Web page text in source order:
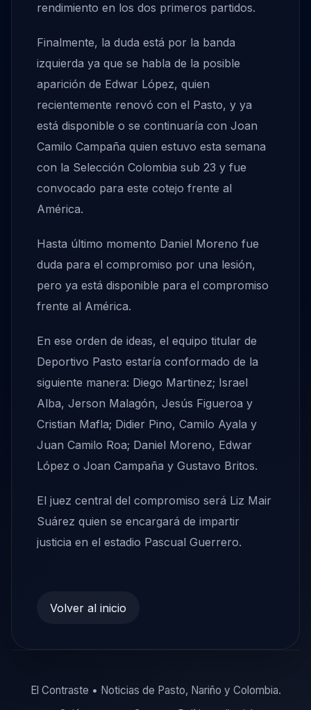
rendimiento en los dos primeros partidos.
Finalmente, la duda está por la banda
izquierda ya que se habla de la posible
aparición de Edwar López, quien
recientemente renovó con el Pasto, y ya
está disponible o se continuaría con Joan
Camilo Campaña quien estuvo esta semana
con la Selección Colombia sub 23 y fue
convocado para este cotejo frente al
América.
Hasta último momento Daniel Moreno fue
duda para el compromiso por una lesión,
pero ya está disponible para el compromiso
frente al América.
En ese orden de ideas, el equipo titular de
Deportivo Pasto estaría conformado de la
siguiente manera: Diego Martinez; Israel
Alba, Jerson Malagón, Jesús Figueroa y
Cristian Mafla; Didier Pino, Camilo Ayala y
Juan Camilo Roa; Daniel Moreno, Edwar
López o Joan Campaña y Gustavo Britos.
El juez central del compromiso será Liz Mair
Suárez quien se encargará de impartir
justicia en el estadio Pascual Guerrero.
Volver al inicio
El Contraste • Noticias de Pasto, Nariño y Colombia.